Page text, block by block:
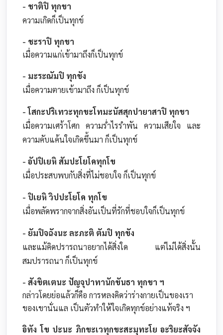
- ชาติปิ ทุกขา
ความเกิดก็เป็นทุกข์
- ชะราปิ ทุกขา
เมื่อความแก่เข้ามาถึงก็เป็นทุกข์
- มะระณัมปิ ทุกขัง
เมื่อความตายเข้ามาถึง ก็เป็นทุกข์
- โสกะปริเทวะทุกขะโทมะนัสสุกปายาสาปิ ทุกขา
เมื่อความเศร้าโศก ความร่ำไรรำพัน ความเสียใจ และ
ความคับแค้นใจเกิดขึ้นมา ก็เป็นทุกข์
- อัปปิเยหิ สัมปะโยโคทุกโข
เมื่อประสบพบกับสิ่งที่ไม่ชอบใจ ก็เป็นทุกข์
- ปิเยหิ วิปปะโยโค ทุกโข
เมื่อพลัดพรากจากสิ่งอันเป็นที่รักที่ชอบใจก็เป็นทุกข์
- ยัมปิจฉังนะ ละภะติ ตัมปิ ทุกขัง
และแม้คิดปรารถนาอยากได้สิ่งใด แต่ไม่ได้สิ่งนั้น
สมปรารถนา ก็เป็นทุกข์
- สังขิตเตนะ ปัญจุปาทานักขันธา ทุกขา ฯ
กล่าวโดยย่อแล้วก็คือ การหลงคิดว่าร่างกายเป็นของเรา
ของเขานั่นแล เป็นตัวทำให้ใจเกิดทุกข์อย่างแท้จริง ฯ
อิทัง โข ปะนะ ภิกขะเวทุกขะสะมุทะโย อะริยะสัจจัง